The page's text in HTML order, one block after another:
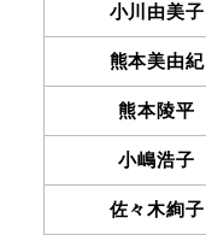
小川由美子
熊本美由紀
熊本陵平
小嶋浩子
佐々木絢子